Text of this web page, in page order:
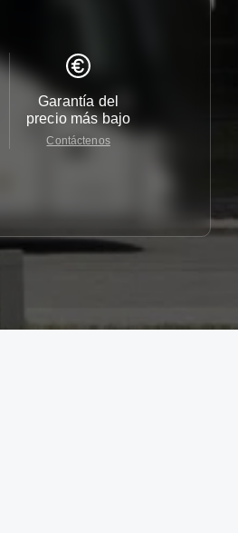
Garantía del
precio más bajo
Contáctenos